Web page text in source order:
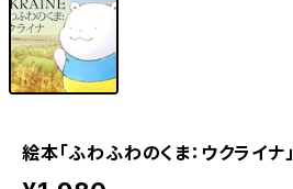
絵本「ふわふわのくま：ウクライナ」